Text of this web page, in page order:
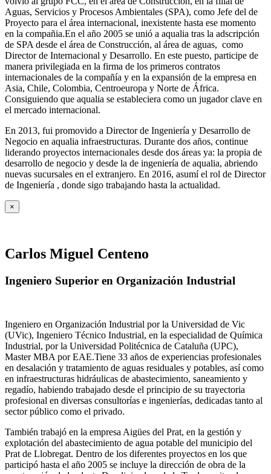
Aguas, Servicios y Procesos Ambientales (SPA), como Jefe del de
Proyecto para el área internacional, inexistente hasta ese momento
en la compañia.En el año 2005 se unió a aqualia tras la adscripción
de SPA desde el área de Construcción, al área de aguas, como
Director de Internacional y Desarrollo. En este puesto, participe de
manera privilegiada en la firma de los primeros contratos
internacionales de la compañía y en la expansión de la empresa en
Asia, Chile, Colombia, Centroeuropa y Norte de África.
Consiguiendo que aqualia se estableciera como un jugador clave en
el mercado internacional.
En 2013, fui promovido a Director de Ingeniería y Desarrollo de
Negocio en aqualia infraestructuras. Durante dos años, continue
liderando proyectos internacionales desde dos áreas ya: la propia de
desarrollo de negocio y desde la de ingeniería de aqualia, abriendo
nuevas sucursales en el extranjero. En 2016, asumí el rol de Director
de Ingeniería , donde sigo trabajando hasta la actualidad.
×
Carlos Miguel Centeno
Ingeniero Superior en Organización Industrial
Ingeniero en Organización Industrial por la Universidad de Vic
(UVic), Ingeniero Técnico Industrial, en la especialidad de Química
Industrial, por la Universidad Politécnica de Cataluña (UPC),
Master MBA por EAE.Tiene 33 años de experiencias profesionales
en desalación y tratamiento de aguas residuales y potables, así como
en infraestructuras hidráulicas de abastecimiento, saneamiento y
regadío, habiendo trabajado desde el principio de su trayectoria
profesional en diversas consultorías e ingenierías, dedicadas tanto al
sector público como el privado.
También trabajó en la empresa Aigües del Prat, en la gestión y
explotación del abastecimiento de agua potable del municipio del
Prat de Llobregat. Dentro de los diferentes proyectos en los que
participó hasta el año 2005 se incluye la dirección de obra de la